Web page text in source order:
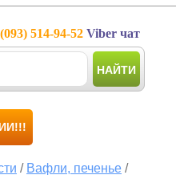
(093) 514-94-52 Viber чат
НАЙТИ
/ Вафли, печенье /